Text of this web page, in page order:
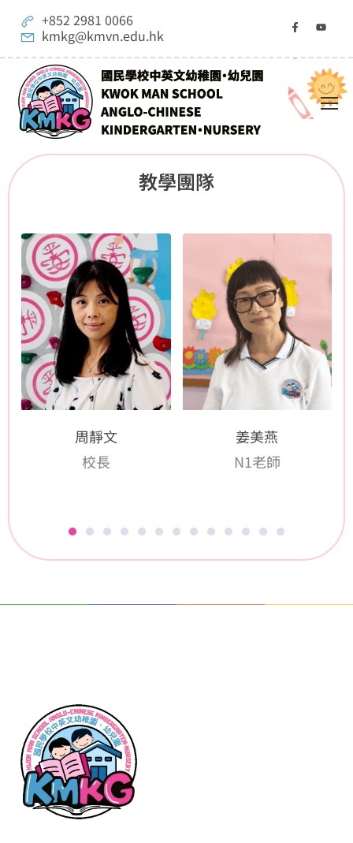
+852 2981 0066
kmkg@kmvn.edu.hk
教學團隊
周靜文
校長
姜美燕
N1老師